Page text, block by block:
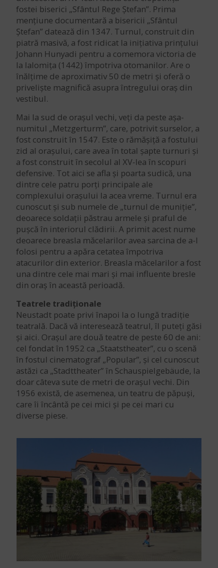
fostei biserici „Sfântul Rege Ștefan”. Prima
mențiune documentară a bisericii „Sfântul
Ștefan” datează din 1347. Turnul, construit din
piatră masivă, a fost ridicat la inițiativa prințului
Johann Hunyadi pentru a comemora victoria de
la Ialomița (1442) împotriva otomanilor. Are o
înălțime de aproximativ 50 de metri și oferă o
priveliște magnifică asupra întregului oraș din
vestibul.
Mai la sud de orașul vechi, veți da peste așa-
numitul „Metzgerturm”, care, potrivit surselor, a
fost construit în 1547. Este o rămășiță a fostului
zid al orașului, care avea în total șapte turnuri și
a fost construit în secolul al XV-lea în scopuri
defensive. Tot aici se afla și poarta sudică, una
dintre cele patru porți principale ale
complexului orașului la acea vreme. Turnul era
cunoscut și sub numele de „turnul de muniție”,
deoarece soldații păstrau armele și praful de
pușcă în interiorul clădirii. A primit acest nume
deoarece breasla măcelarilor avea sarcina de a-l
folosi pentru a apăra cetatea împotriva
atacurilor din exterior. Breasla măcelarilor a fost
una dintre cele mai mari și mai influente bresle
din oraș în această perioadă.
Teatrele tradiționale
Neustadt poate privi înapoi la o lungă tradiție
teatrală. Dacă vă interesează teatrul, îl puteți găsi
și aici. Orașul are două teatre de peste 60 de ani:
cel fondat în 1952 ca „Staatstheater”, cu o scenă
în fostul cinematograf „Popular”, și cel cunoscut
astăzi ca „Stadttheater” în Schauspielgebäude, la
doar câteva sute de metri de orașul vechi. Din
1956 există, de asemenea, un teatru de păpuși,
care îi încântă pe cei mici și pe cei mari cu
diverse piese.